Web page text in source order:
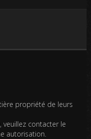
propriété de leurs
contacter le
autorisation.